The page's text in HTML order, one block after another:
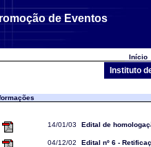
de Eventos
Início
Instituto
14/01/03 Edital de
04/12/02 Edital nº 6 -